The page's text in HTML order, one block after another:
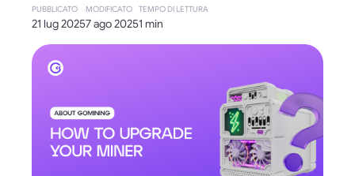
PUBBLICATO
21 lug 2025
MODIFICATO
7 ago 2025
TEMPO DI LETTURA
1 min